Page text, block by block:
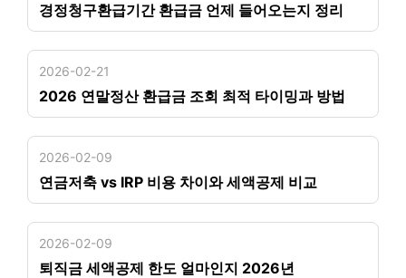
경정청구환급기간 환급금 언제 들어오는지 정리
2026-02-21
2026 연말정산 환급금 조회 최적 타이밍과 방법
2026-02-09
연금저축 vs IRP 비용 차이와 세액공제 비교
2026-02-09
퇴직금 세액공제 한도 얼마인지 2026년